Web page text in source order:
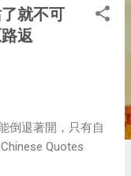
就不可
返
倒退著開，只有自
Quotes